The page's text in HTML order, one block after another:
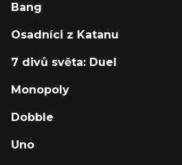
Bang
Osadníci z Katanu
7 divů světa: Duel
Monopoly
Dobble
Uno